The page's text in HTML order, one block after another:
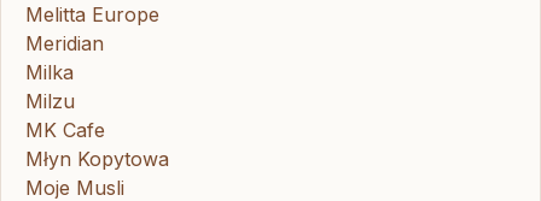
Melitta Europe
Meridian
Milka
Milzu
MK Cafe
Młyn Kopytowa
Moje Musli